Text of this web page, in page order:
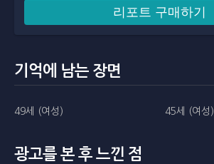
리포트 구매하기
기억에 남는 장면
49세 (여성) 45세 (여성)
광고를 본 후 느낀 점